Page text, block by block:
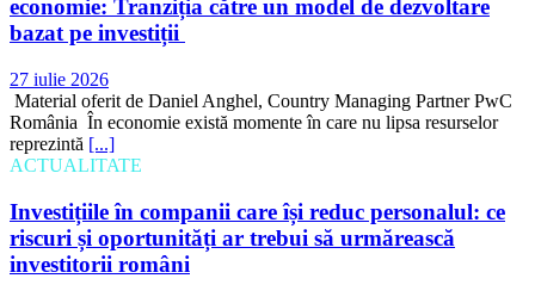
economie: Tranziția către un model de dezvoltare
bazat pe investiții
27 iulie 2026
Material oferit de Daniel Anghel, Country Managing Partner PwC
România În economie există momente în care nu lipsa resurselor
reprezintă [...]
ACTUALITATE
Investițiile în companii care își reduc personalul: ce
riscuri și oportunități ar trebui să urmărească
investitorii români